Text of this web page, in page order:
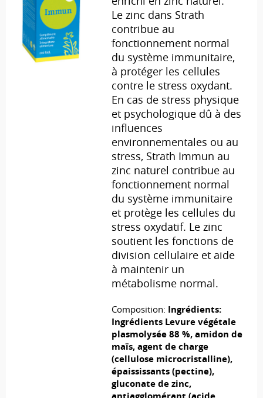
Le zinc dans Strath
contribue au
fonctionnement normal
du système immunitaire,
à protéger les cellules
contre le stress oxydant.
En cas de stress physique
et psychologique dû à des
influences
environnementales ou au
stress, Strath Immun au
zinc naturel contribue au
fonctionnement normal
du système immunitaire
et protège les cellules du
stress oxydatif. Le zinc
soutient les fonctions de
division cellulaire et aide
à maintenir un
métabolisme normal.
Composition: Ingrédients:
Ingrédients Levure végétale
plasmolysée 88 %, amidon de
maïs, agent de charge
(cellulose microcristalline),
épaississants (pectine),
gluconate de zinc,